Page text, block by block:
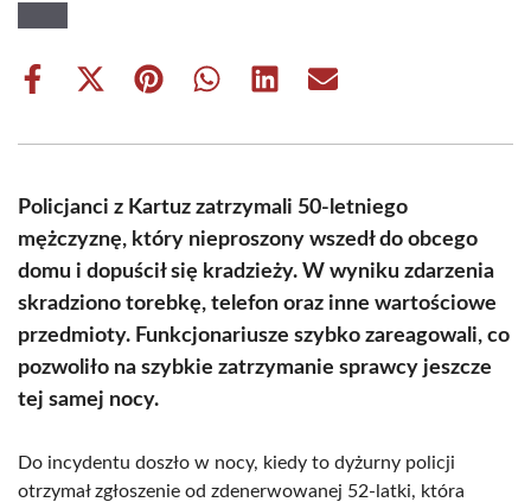
Share
Share
(Twitter)
Share Share Share Share
Policjanci z Kartuz zatrzymali 50-letniego
mężczyznę, który nieproszony wszedł do obcego
domu i dopuścił się kradzieży. W wyniku zdarzenia
skradziono torebkę, telefon oraz inne wartościowe
przedmioty. Funkcjonariusze szybko zareagowali, co
pozwoliło na szybkie zatrzymanie sprawcy jeszcze
tej samej nocy.
Do incydentu doszło w nocy, kiedy to dyżurny policji
otrzymał zgłoszenie od zdenerwowanej 52-latki, która